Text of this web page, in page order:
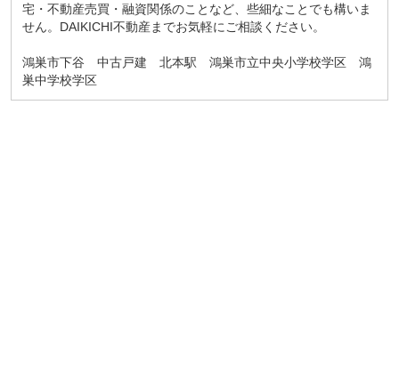
宅・不動産売買・融資関係のことなど、些細なことでも構いま
せん。DAIKICHI不動産までお気軽にご相談ください。
鴻巣市下谷 中古戸建 北本駅 鴻巣市立中央小学校学区 鴻
巣中学校学区